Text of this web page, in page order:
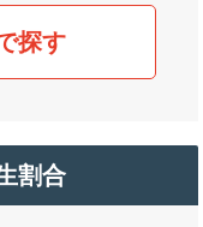
探す
割合